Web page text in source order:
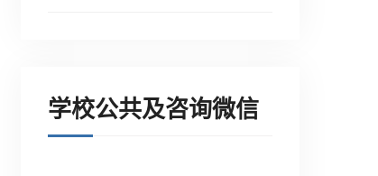
学校公共及咨询微信